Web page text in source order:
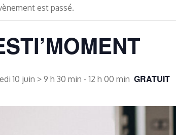
est passé.
10 juin > 9 h 30 min -12 h 00 min GRATUIT